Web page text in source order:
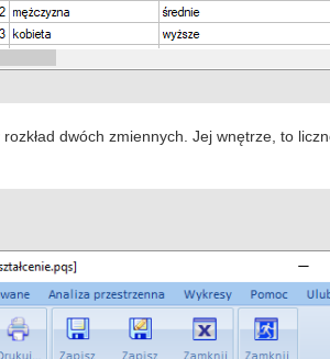
dwóch zmiennych. Jej wnętrze, to